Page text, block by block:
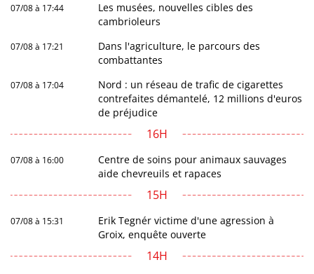
07/08 à 17:44
Les musées, nouvelles cibles des
cambrioleurs
07/08 à 17:21
Dans l'agriculture, le parcours des
combattantes
07/08 à 17:04
Nord : un réseau de trafic de cigarettes
contrefaites démantelé, 12 millions d'euros
de préjudice
16H
07/08 à 16:00
Centre de soins pour animaux sauvages
aide chevreuils et rapaces
15H
07/08 à 15:31
Erik Tegnér victime d'une agression à
Groix, enquête ouverte
14H